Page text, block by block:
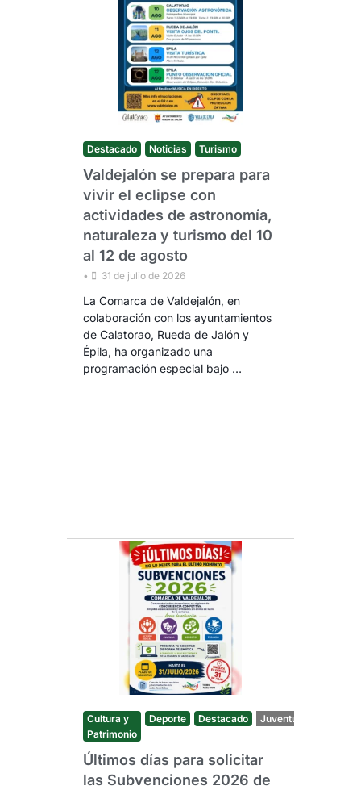
Destacado Noticias Turismo
Valdejalón se prepara para
vivir el eclipse con
actividades de astronomía,
naturaleza y turismo del 10
al 12 de agosto
• 31 de julio de 2026
La Comarca de Valdejalón, en
colaboración con los ayuntamientos
de Calatorao, Rueda de Jalón y
Épila, ha organizado una
programación especial bajo …
Cultura y
Patrimonio
Deporte Destacado Juventud
Últimos días para solicitar
las Subvenciones 2026 de